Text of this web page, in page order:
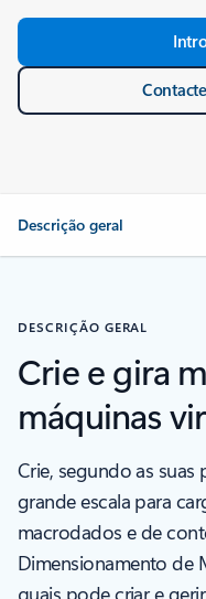
Descrição geral
DESCRIÇÃO GERAL
Crie e gira
máquinas
Crie, segundo as suas
grande escala para
macrodados e de
Dimensionamento de
quais pode criar e